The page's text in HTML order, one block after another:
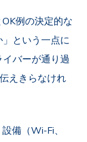
例の決定的な
という一点に
バーが通り過
えきらなけれ
備（Wi-Fi、